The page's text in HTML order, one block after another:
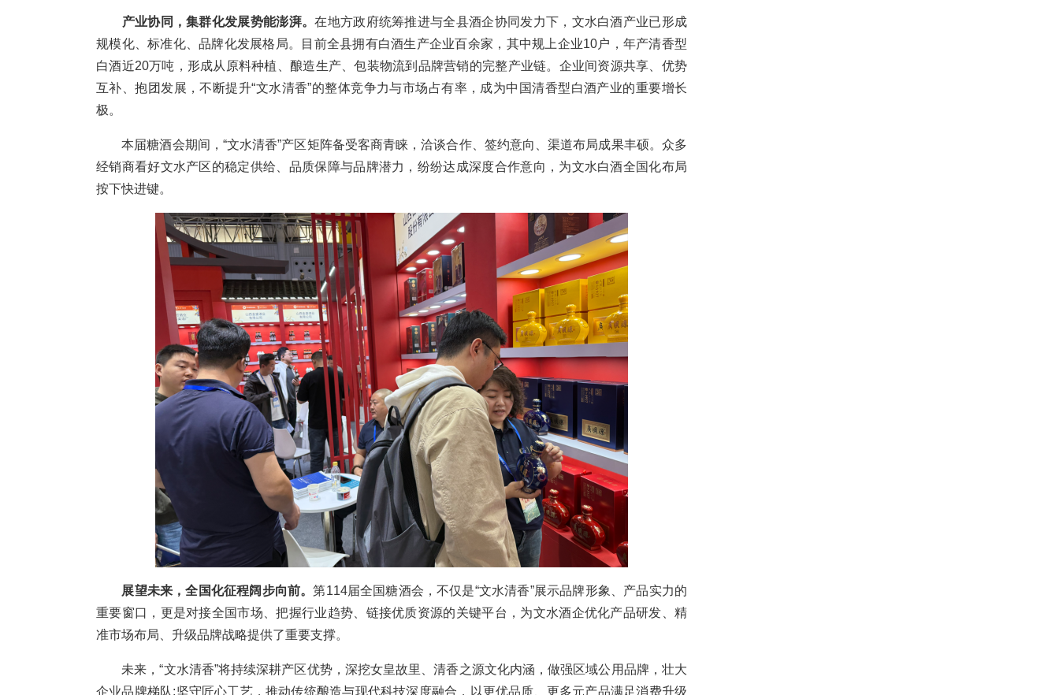
产业协同，集群化发展势能澎湃。在地方政府统筹推进与全县酒企协同发力下，文水白酒产业已形成
规模化、标准化、品牌化发展格局。目前全县拥有白酒生产企业百余家，其中规上企业10户，年产清香型
白酒近20万吨，形成从原料种植、酿造生产、包装物流到品牌营销的完整产业链。企业间资源共享、优势
互补、抱团发展，不断提升“文水清香”的整体竞争力与市场占有率，成为中国清香型白酒产业的重要增长
极。
本届糖酒会期间，“文水清香”产区矩阵备受客商青睐，洽谈合作、签约意向、渠道布局成果丰硕。众多
经销商看好文水产区的稳定供给、品质保障与品牌潜力，纷纷达成深度合作意向，为文水白酒全国化布局
按下快进键。
展望未来，全国化征程阔步向前。第114届全国糖酒会，不仅是“文水清香”展示品牌形象、产品实力的
重要窗口，更是对接全国市场、把握行业趋势、链接优质资源的关键平台，为文水酒企优化产品研发、精
准市场布局、升级品牌战略提供了重要支撑。
未来，“文水清香”将持续深耕产区优势，深挖女皇故里、清香之源文化内涵，做强区域公用品牌，壮大
企业品牌梯队;坚守匠心工艺，推动传统酿造与现代科技深度融合，以更优品质、更多元产品满足消费升级